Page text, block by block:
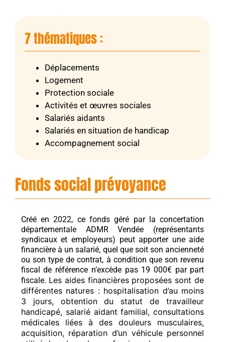
7 thématiques :
Déplacements
Logement
Protection sociale
Activités et œuvres sociales
Salariés aidants
Salariés en situation de handicap
Accompagnement social
Fonds social prévoyance
Créé en 2022, ce fonds géré par la concertation
départementale ADMR Vendée (représentants
syndicaux et employeurs) peut apporter une aide
financière à un salarié, quel que soit son ancienneté
ou son type de contrat, à condition que son revenu
fiscal de référence n’excède pas 19 000€ par part
fiscale. Les aides financières proposées sont de
différentes natures : hospitalisation d’au moins
3 jours, obtention du statut de travailleur
handicapé, salarié aidant familial, consultations
médicales liées à des douleurs musculaires,
acquisition, réparation d’un véhicule personnel